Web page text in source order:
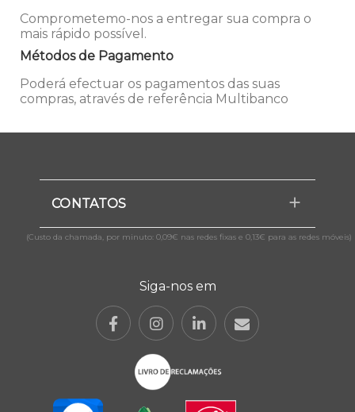
Comprometemo-nos a entregar sua compra o
mais rápido possível.
Métodos de Pagamento
Poderá efectuar os pagamentos das suas
compras, através de referência Multibanco
CONTATOS
(Custo da chamada, por minuto: 0,09€ nas redes fixas e 0,13€ para as redes móveis)
Siga-nos em